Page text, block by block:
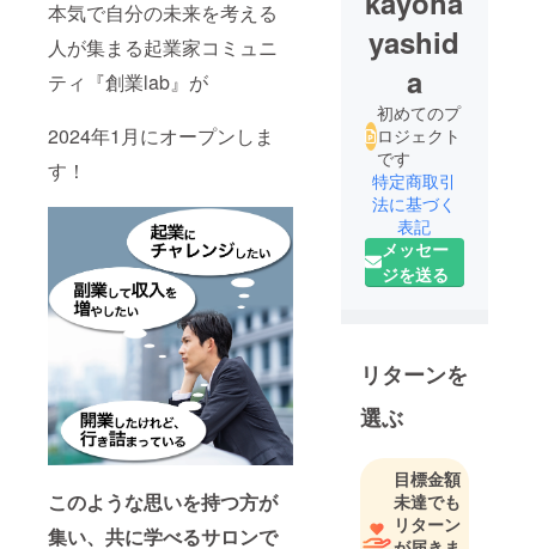
本気で自分の未来を考える
人が集まる起業家コミュニ
ティ『創業lab』が
2024年1月にオープンしま
す！
このような思いを持つ方が
集い、共に学べるサロンで
yashid
a
初めてのプ
ロジェクト
です
特定商取引
法に基づく
表記
メッセー
ジを送る
リターンを
選ぶ
目標金額
未達でも
リターン